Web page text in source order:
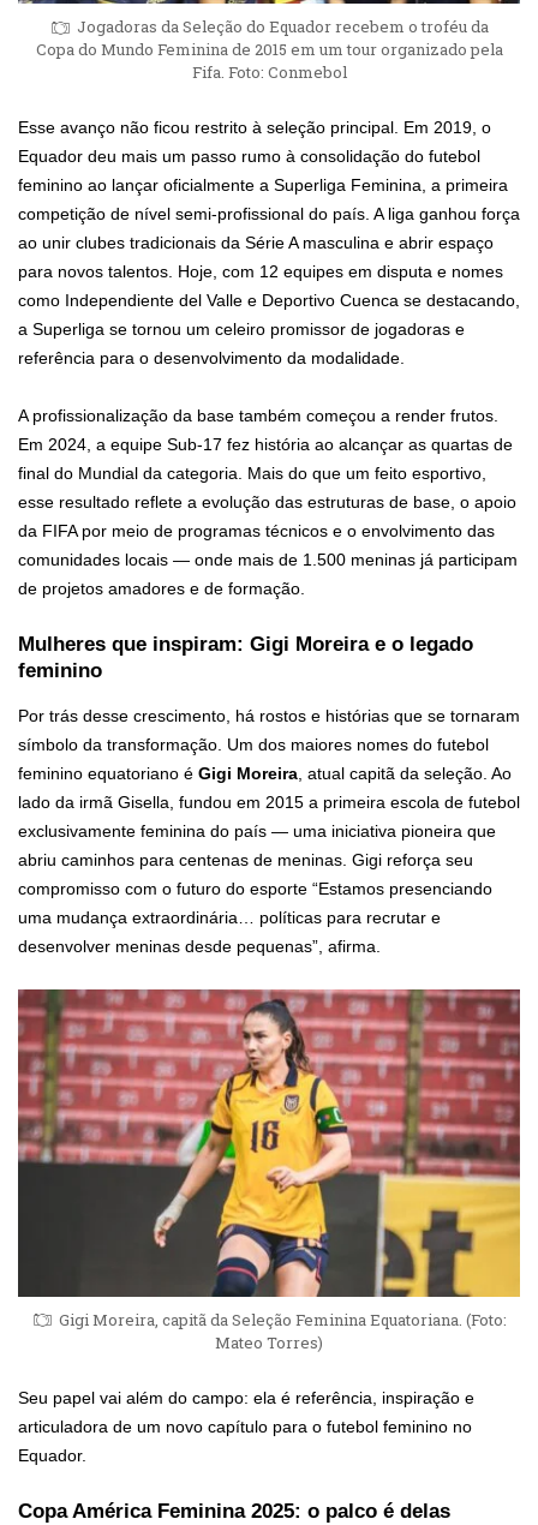
Jogadoras da Seleção do Equador recebem o troféu da
Copa do Mundo Feminina de 2015 em um tour organizado pela
Fifa. Foto: Conmebol
Esse avanço não ficou restrito à seleção principal. Em 2019, o
Equador deu mais um passo rumo à consolidação do futebol
feminino ao lançar oficialmente a Superliga Feminina, a primeira
competição de nível semi-profissional do país. A liga ganhou força
ao unir clubes tradicionais da Série A masculina e abrir espaço
para novos talentos. Hoje, com 12 equipes em disputa e nomes
como Independiente del Valle e Deportivo Cuenca se destacando,
a Superliga se tornou um celeiro promissor de jogadoras e
referência para o desenvolvimento da modalidade.
A profissionalização da base também começou a render frutos.
Em 2024, a equipe Sub‑17 fez história ao alcançar as quartas de
final do Mundial da categoria. Mais do que um feito esportivo,
esse resultado reflete a evolução das estruturas de base, o apoio
da FIFA por meio de programas técnicos e o envolvimento das
comunidades locais — onde mais de 1.500 meninas já participam
de projetos amadores e de formação.
Mulheres que inspiram: Gigi Moreira e o legado
feminino
Por trás desse crescimento, há rostos e histórias que se tornaram
símbolo da transformação. Um dos maiores nomes do futebol
feminino equatoriano é Gigi Moreira, atual capitã da seleção. Ao
lado da irmã Gisella, fundou em 2015 a primeira escola de futebol
exclusivamente feminina do país — uma iniciativa pioneira que
abriu caminhos para centenas de meninas. Gigi reforça seu
compromisso com o futuro do esporte “Estamos presenciando
uma mudança extraordinária… políticas para recrutar e
desenvolver meninas desde pequenas”, afirma.
Gigi Moreira, capitã da Seleção Feminina Equatoriana. (Foto:
Mateo Torres)
Seu papel vai além do campo: ela é referência, inspiração e
articuladora de um novo capítulo para o futebol feminino no
Equador.
Copa América Feminina 2025: o palco é delas